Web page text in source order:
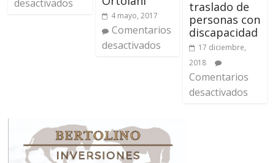
desactivados
4 mayo, 2017
Comentarios
desactivados
traslado de
personas con
discapacidad
17 diciembre,
2018
Comentarios
desactivados